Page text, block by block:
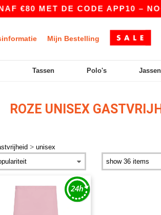
€80 MET DE CODE APP10 –
Mijn Bestelling
Tassen Polo's Jassen
ROZE UNISEX
> unisex